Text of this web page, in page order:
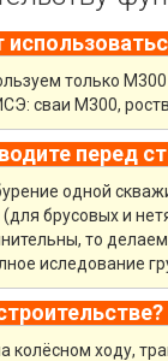
только
сваи М300,
перед
одной
брусовых и
то
иследование
колёсном ходу,